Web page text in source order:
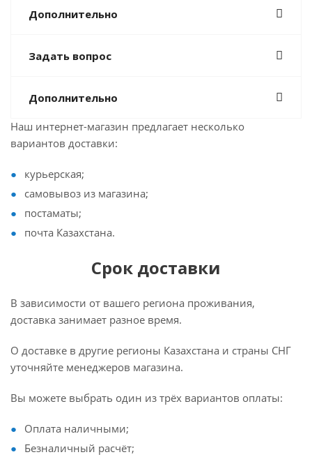
Дополнительно
Задать вопрос
Дополнительно
Наш интернет-магазин предлагает несколько
вариантов доставки:
курьерская;
самовывоз из магазина;
постаматы;
почта Казахстана.
Срок доставки
В зависимости от вашего региона проживания,
доставка занимает разное время.
О доставке в другие регионы Казахстана и страны СНГ
уточняйте менеджеров магазина.
Вы можете выбрать один из трёх вариантов оплаты:
Оплата наличными;
Безналичный расчёт;